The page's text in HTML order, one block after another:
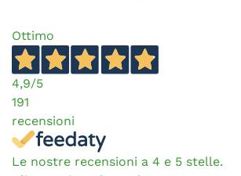
Ottimo
4,9/5
191
recensioni
Le nostre recensioni a 4 e 5 stelle.